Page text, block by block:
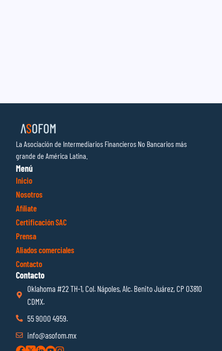
La Asociación de Intermediarios Financieros No Bancarios más
grande de América Latina.
Menú
Inicio
Nosotros
Afíliate
Certificación SAC
Prensa
Aliados comerciales
Contacto
Contacto
Oklahoma #22 TH-1, Col. Nápoles, Alc. Benito Juárez, CP 03810
CDMX.
55 9000 4959.
info@asofom.mx